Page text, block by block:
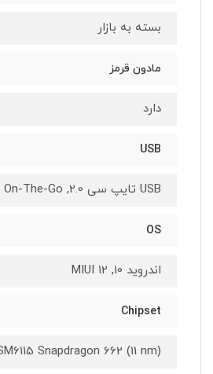
بسته به بازار
مادون قرمز
دارد
USB
USB تایپ سی 2.0, USB On-The-Go
OS
اندروید 10, MIUI 12
Chipset
Snapdragon 662 (11 nm)